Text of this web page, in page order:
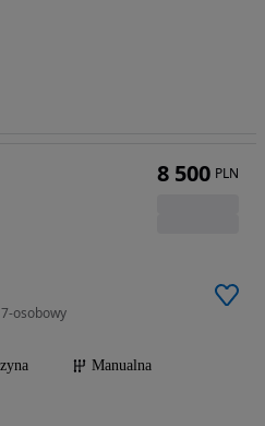
osobowy
Manualna
8 500 PLN